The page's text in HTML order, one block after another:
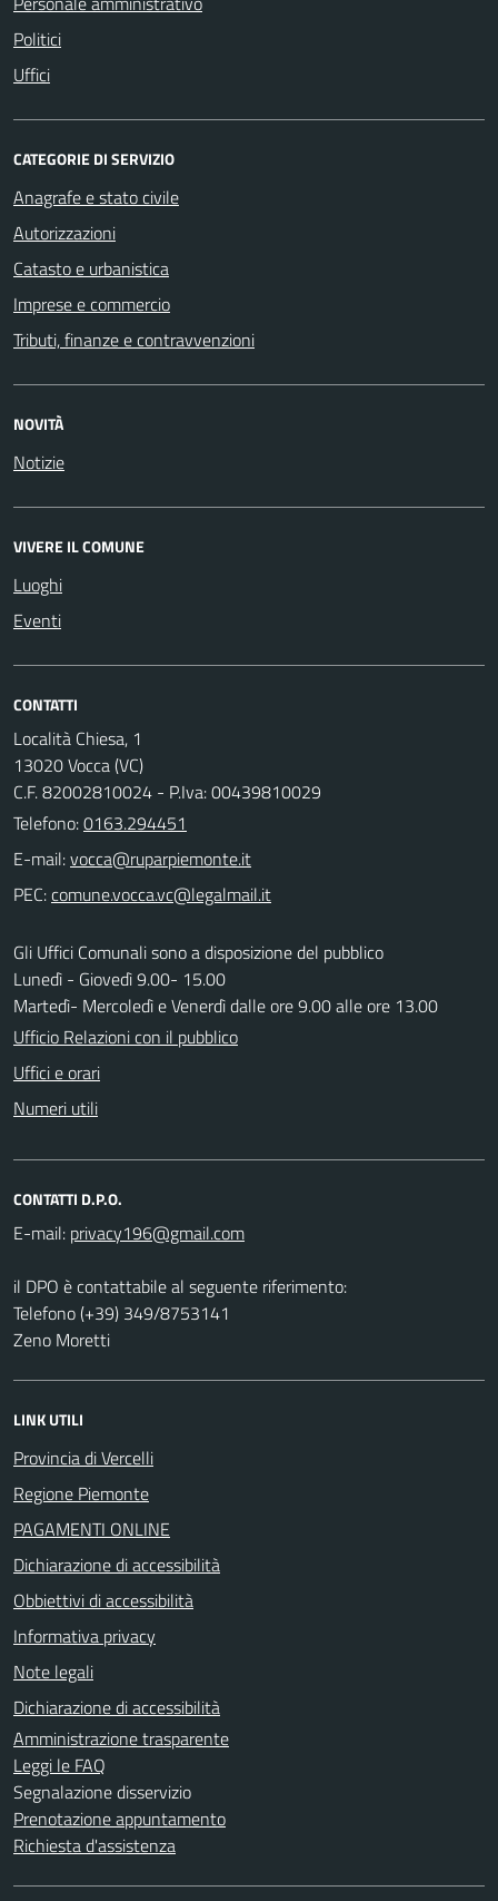
Politici
Uffici
CATEGORIE DI SERVIZIO
Anagrafe e stato civile
Autorizzazioni
Catasto e urbanistica
Imprese e commercio
Tributi, finanze e contravvenzioni
NOVITÀ
Notizie
VIVERE IL COMUNE
Luoghi
Eventi
CONTATTI
Località Chiesa, 1
13020 Vocca (VC)
C.F. 82002810024 - P.Iva: 00439810029
Telefono:0163.294451
E-mail:
PEC:
Gli Uffici Comunali sono a disposizione del pubblico
Lunedì - Giovedì 9.00- 15.00
Martedì- Mercoledì e Venerdì dalle ore 9.00 alle ore 13.00
Ufficio Relazioni con il pubblico
Uffici e orari
Numeri utili
CONTATTI D.P.O.
E-mail:
il DPO è contattabile al seguente riferimento:
Telefono (+39) 349/8753141
Zeno Moretti
LINK UTILI
Provincia di Vercelli
Regione Piemonte
PAGAMENTI ONLINE
Dichiarazione di accessibilità
Obbiettivi di accessibilità
Informativa privacy
Note legali
Dichiarazione di accessibilità
Amministrazione trasparente
Leggi le FAQ
Segnalazione disservizio
Prenotazione appuntamento
Richiesta d'assistenza